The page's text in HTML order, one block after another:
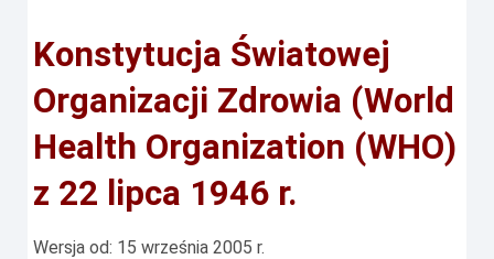
Konstytucja Światowej
Organizacji Zdrowia (World
Health Organization (WHO)
z 22 lipca 1946 r.
Wersja od: 15 września 2005 r.